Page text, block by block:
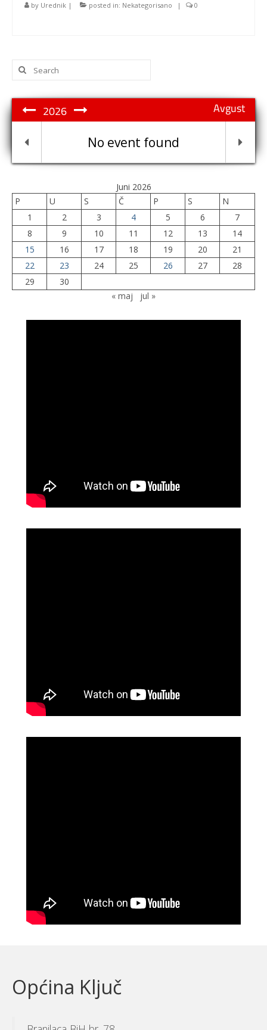
by Urednik | posted in: Nekategorisano | 0
Search
for:
Avgust
2026
No event found
Juni 2026
P
U S Č P S
N
1
2 3 4 5 6
7
8
9 10 11 12 13
14
15
16 17 18 19 20
21
22
23 24 25 26 27
28
29
30
« maj
jul »
Općina Ključ